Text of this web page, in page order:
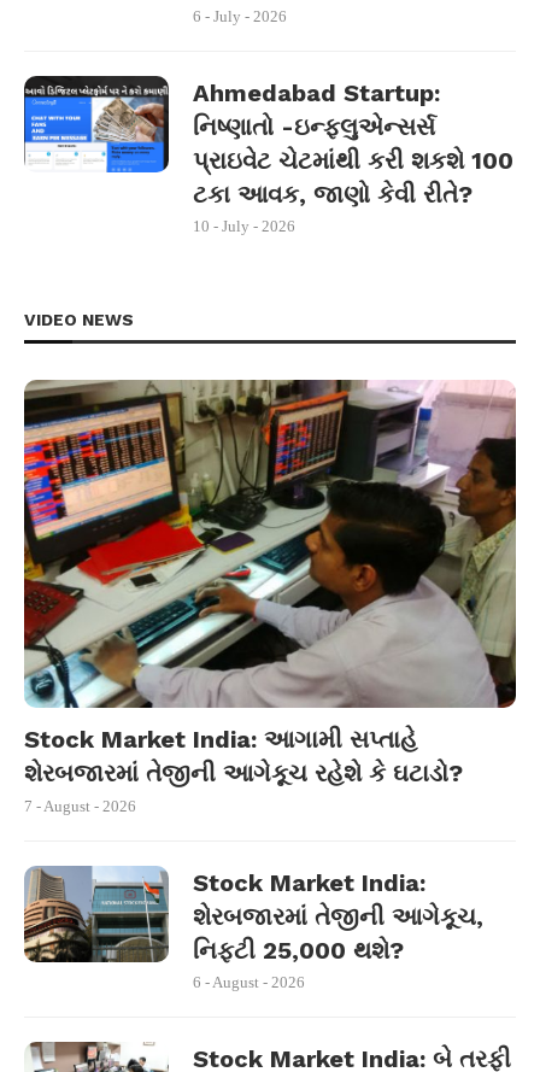
6 - July - 2026
Ahmedabad Startup:
નિષ્ણાતો -ઇન્ફ્લુએન્સર્સ
પ્રાઇવેટ ચેટમાંથી કરી શકશે 100
ટકા આવક, જાણો કેવી રીતે?
10 - July - 2026
VIDEO NEWS
Stock Market India: આગામી સપ્તાહે
શેરબજારમાં તેજીની આગેકૂચ રહેશે કે ઘટાડો?
7 - August - 2026
Stock Market India:
શેરબજારમાં તેજીની આગેકૂચ,
નિફ્ટી 25,000 થશે?
6 - August - 2026
Stock Market India: બે તરફી